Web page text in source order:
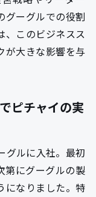
グーグルでの役割
、このビジネスス
が大きな影響を与
ピチャイの実
グルに入社。最初
第にグーグルの製
になりました。特